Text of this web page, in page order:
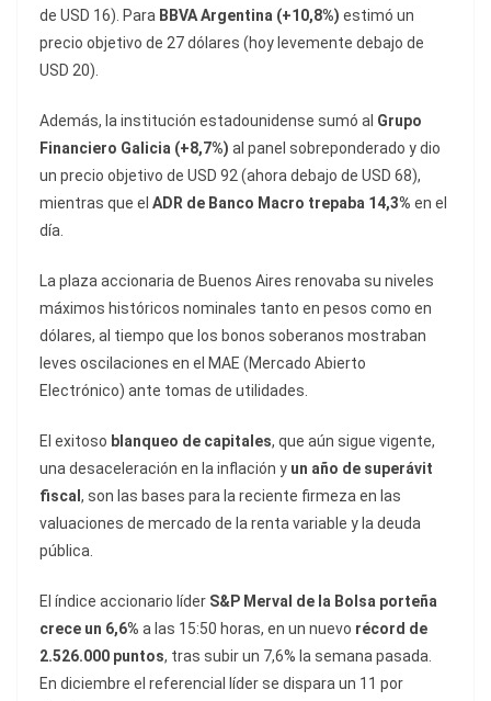
de USD 16). Para BBVA Argentina (+10,8%) estimó un
precio objetivo de 27 dólares (hoy levemente debajo de
USD 20).
Además, la institución estadounidense sumó al Grupo
Financiero Galicia (+8,7%) al panel sobreponderado y dio
un precio objetivo de USD 92 (ahora debajo de USD 68),
mientras que el ADR de Banco Macro trepaba 14,3% en el
día.
La plaza accionaria de Buenos Aires renovaba su niveles
máximos históricos nominales tanto en pesos como en
dólares, al tiempo que los bonos soberanos mostraban
leves oscilaciones en el MAE (Mercado Abierto
Electrónico) ante tomas de utilidades.
El exitoso blanqueo de capitales, que aún sigue vigente,
una desaceleración en la inflación y un año de superávit
fiscal , son las bases para la reciente firmeza en las
valuaciones de mercado de la renta variable y la deuda
pública.
El índice accionario líder S&P Merval de la Bolsa porteña
crece un 6,6% a las 15:50 horas, en un nuevo récord de
2.526.000 puntos, tras subir un 7,6% la semana pasada.
En diciembre el referencial líder se dispara un 11 por